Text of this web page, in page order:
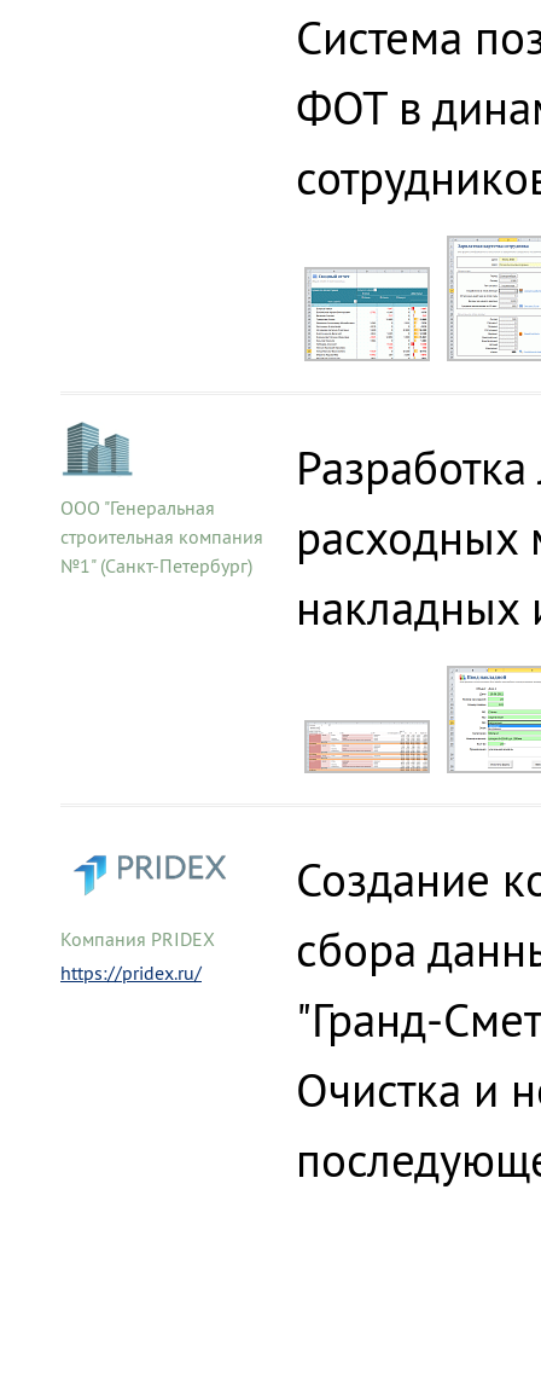
Система
ФОТ в
ООО "Генеральная
строительная компания
№1" (Санкт-Петербург)
расходных
накладных
Компания PRIDEX
https://pridex.ru/
Создание
сбора
"Гранд-
Очистка и